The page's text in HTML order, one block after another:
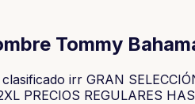
Tommy
irr GRAN
PRECIOS REGULARES